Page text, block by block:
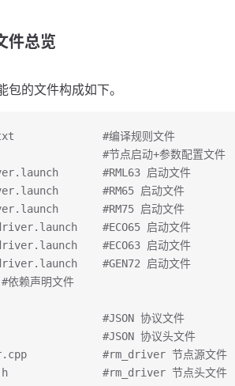
件总览
包的文件构成如下。
#编译规则文件
#节点启动+参数配置文件
#RML63 启动文件
#RM65 启动文件
#RM75 启动文件
#ECO65 启动文件
#ECO63 启动文件
#GEN72 启动文件
赖声明文件
#JSON 协议文件
#JSON 协议头文件
#rm_driver 节点源文件
#rm_driver 节点头文件